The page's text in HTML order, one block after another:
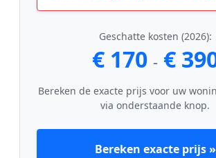
Geschatte kosten (2026):
€ 170 - €
Bereken de exacte prijs voor uw
via onderstaande knop.
Bereken exacte prijs »